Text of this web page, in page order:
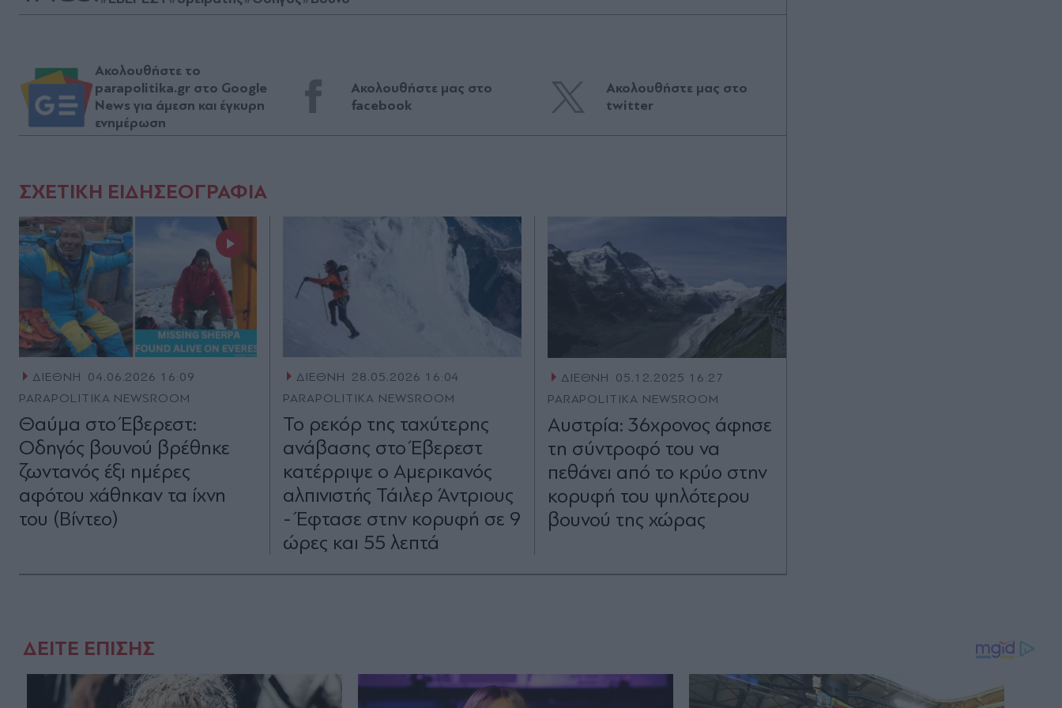
Ακολουθήστε το
parapolitika.gr στο Google
News για άμεση και έγκυρη
ενημέρωση
Ακολουθήστε μας στο
facebook
Ακολουθήστε μας στο
twitter
ΣΧΕΤΙΚΗ ΕΙΔΗΣΕΟΓΡΑΦΙΑ
ΔΙΕΘΝΗ
04.06.2026 16:09
PARAPOLITIKA NEWSROOM
Θαύμα στο Έβερεστ:
Οδηγός βουνού βρέθηκε
ζωντανός έξι ημέρες
αφότου χάθηκαν τα ίχνη
του (Βίντεο)
ΔΙΕΘΝΗ
28.05.2026 16:04
PARAPOLITIKA NEWSROOM
Το ρεκόρ της ταχύτερης
ανάβασης στο Έβερεστ
κατέρριψε ο Αμερικανός
αλπινιστής Τάιλερ Άντριους
- Έφτασε στην κορυφή σε 9
ώρες και 55 λεπτά
ΔΙΕΘΝΗ
05.12.2025 16:27
PARAPOLITIKA NEWSROOM
Αυστρία: 36χρονος άφησε
τη σύντροφό του να
πεθάνει από το κρύο στην
κορυφή του ψηλότερου
βουνού της χώρας